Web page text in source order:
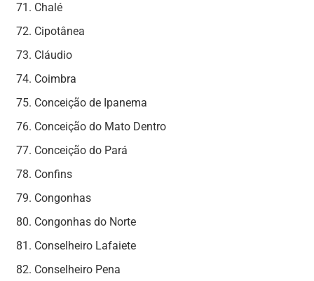
Chalé
Cipotânea
Cláudio
Coimbra
Conceição de Ipanema
Conceição do Mato Dentro
Conceição do Pará
Confins
Congonhas
Congonhas do Norte
Conselheiro Lafaiete
Conselheiro Pena